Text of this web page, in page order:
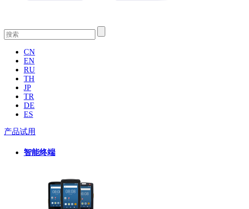
CN
EN
RU
TH
JP
TR
DE
ES
产品试用
智能终端